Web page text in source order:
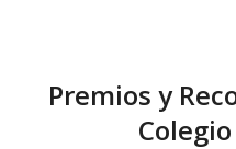
Comedor / Cafetería -
Cocina propia
Premios y